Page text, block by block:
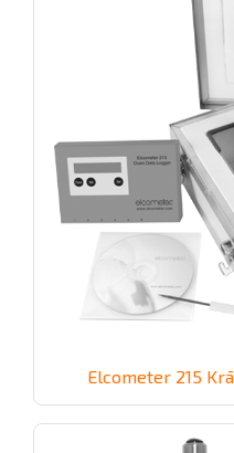
Elcometer 215